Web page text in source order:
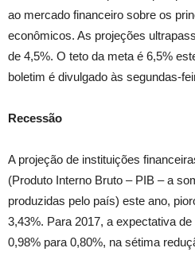
ao mercado financeiro sobre os
econômicos. As projeções
de 4,5%. O teto da meta é 6,5%
boletim é divulgado às segundas-
Recessão
A projeção de instituições
(Produto Interno Bruto – PIB – a
produzidas pelo país) este ano,
3,43%. Para 2017, a expectativa
0,98% para 0,80%, na sétima